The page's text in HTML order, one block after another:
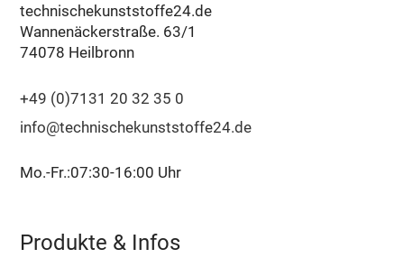
technischekunststoffe24.de
Wannenäckerstraße. 63/1
74078 Heilbronn
+49 (0)7131 20 32 35 0
info@technischekunststoffe24.de
Mo.-Fr.:07:30-16:00 Uhr
Produkte & Infos